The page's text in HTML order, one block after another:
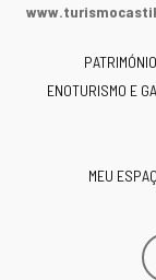
ENOTURISMO E
MEU